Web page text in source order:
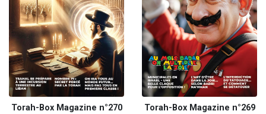
Torah-Box Magazine n°270
Torah-Box Magazine n°269